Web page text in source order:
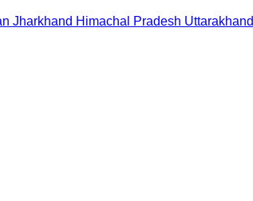
Jharkhand Himachal Pradesh Uttarakhand